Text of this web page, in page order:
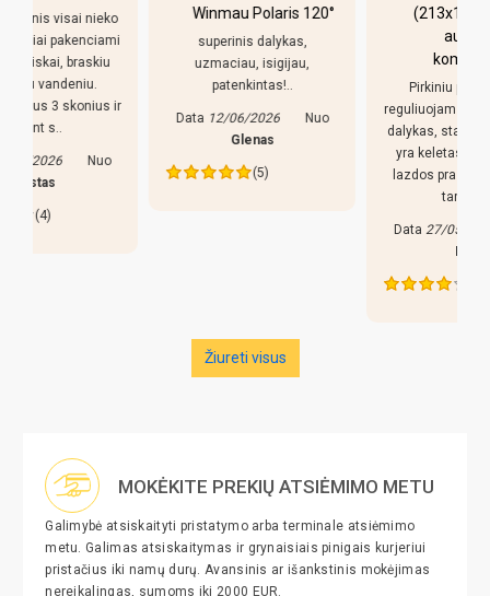
Winmau Polaris 120°
superinis dalykas,
uzmaciau, isigijau,
patenkintas!..
Nuo
(213x118cm) žalias
Pirkiniu patenkintas,
reguliuojamso kojeles geras
dalykas, stalas nekliba. Bet
yra keletas pastebejimu:
lazdos prastos, liaudiskai
Nuo
Žiureti visus
MOKĖKITE PREKIŲ ATSIĖMIMO METU
Galimybė atsiskaityti pristatymo arba terminale atsiėmimo
metu. Galimas atsiskaitymas ir grynaisiais pinigais kurjeriui
pristačius iki namų durų. Avansinis ar išankstinis mokėjimas
nereikalingas, sumoms iki 2000 EUR.